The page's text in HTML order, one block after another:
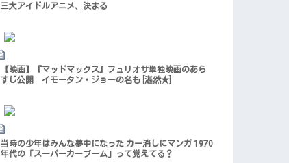
三大アイドルアニメ、決まる
【映画】『マッドマックス』フュリオサ単独映画のあら
すじ公開 イモータン・ジョーの名も [湛然★]
当時の少年はみんな夢中になった カー消しにマンガ 1970
年代の「スーパーカーブーム」って覚えてる？